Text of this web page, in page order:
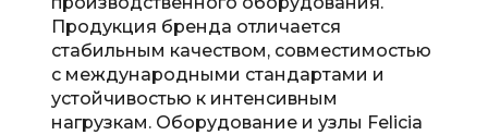
Продукция бренда отличается
стабильным качеством, совместимостью
с международными стандартами и
устойчивостью к интенсивным
нагрузкам. Оборудование и узлы Felicia